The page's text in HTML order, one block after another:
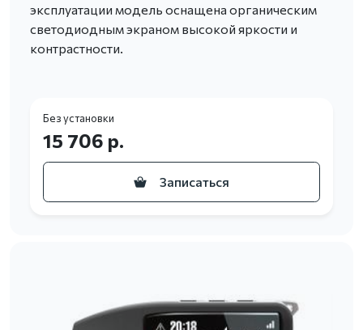
эксплуатации модель оснащена органическим
светодиодным экраном высокой яркости и
контрастности.
Без установки
15 706 р.
Записаться